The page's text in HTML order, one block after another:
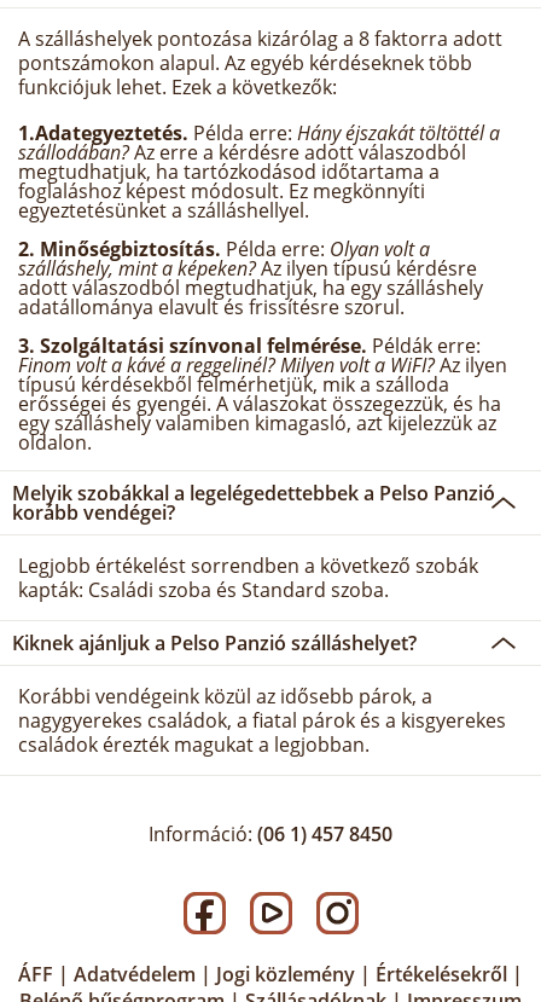
A szálláshelyek pontozása kizárólag a 8 faktorra adott
pontszámokon alapul. Az egyéb kérdéseknek több
funkciójuk lehet. Ezek a következők:
1.Adategyeztetés. Példa erre: Hány éjszakát töltöttél a
szállodában?Az erre a kérdésre adott válaszodból
megtudhatjuk, ha tartózkodásod időtartama a
foglaláshoz képest módosult. Ez megkönnyíti
egyeztetésünket a szálláshellyel.
2. Minőségbiztosítás. Példa erre: Olyan volt a
szálláshely, mint a képeken?Az ilyen típusú kérdésre
adott válaszodból megtudhatjuk, ha egy szálláshely
adatállománya elavult és frissítésre szorul.
3. Szolgáltatási színvonal felmérése. Példák erre:
Finom volt a kávé a reggelinél? Milyen volt a WiFI?Az ilyen
típusú kérdésekből felmérhetjük, mik a szálloda
erősségei és gyengéi. A válaszokat összegezzük, és ha
egy szálláshely valamiben kimagasló, azt kijelezzük az
oldalon.
Melyik szobákkal a legelégedettebbek a Pelso Panzió
korább vendégei?
Legjobb értékelést sorrendben a következő szobák
kapták: Családi szoba és Standard szoba.
Kiknek ajánljuk a Pelso Panzió szálláshelyet?
Korábbi vendégeink közül az idősebb párok, a
nagygyerekes családok, a fiatal párok és a kisgyerekes
családok érezték magukat a legjobban.
Információ: (06 1) 457 8450
ÁFF | Adatvédelem | Jogi közlemény | Értékelésekről |